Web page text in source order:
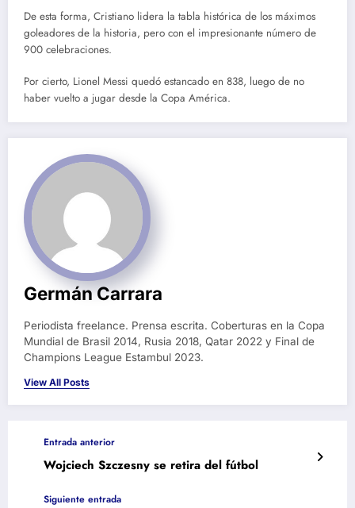
De esta forma, Cristiano lidera la tabla histórica de los máximos
goleadores de la historia, pero con el impresionante número de
900 celebraciones.
Por cierto, Lionel Messi quedó estancado en 838, luego de no
haber vuelto a jugar desde la Copa América.
Germán Carrara
Periodista freelance. Prensa escrita. Coberturas en la Copa
Mundial de Brasil 2014, Rusia 2018, Qatar 2022 y Final de
Champions League Estambul 2023.
View All Posts
Entrada anterior
Wojciech Szczesny se retira del fútbol
Siguiente entrada